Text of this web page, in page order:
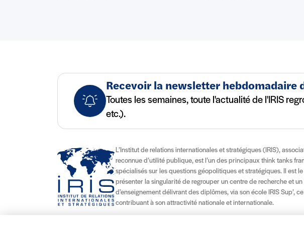
Recevoir la newsletter hebdomadaire
Toutes les semaines, toute l'actualité de l'IRIS
etc.).
L’Institut de relations internationales et stratégiques (IRIS),
reconnue d’utilité publique, est l’un des principaux think tanks
spécialisés sur les questions géopolitiques et stratégiques. Il est le
présenter la singularité de regrouper un centre de recherche et un
d’enseignement délivrant des diplômes, via son école IRIS Sup’,
contribuant à son attractivité nationale et internationale.